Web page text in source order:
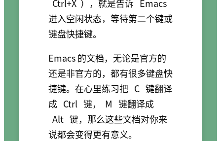
Ctrl+X ），就是告诉 Emacs
进入空闲状态，等待第二个键或
键盘快捷键。
Emacs 的文档，无论是官方的
还是非官方的，都有很多键盘快
捷键。在心里练习把 C 键翻译
成 Ctrl 键， M 键翻译成
Alt 键，那么这些文档对你来
说都会变得更有意义。